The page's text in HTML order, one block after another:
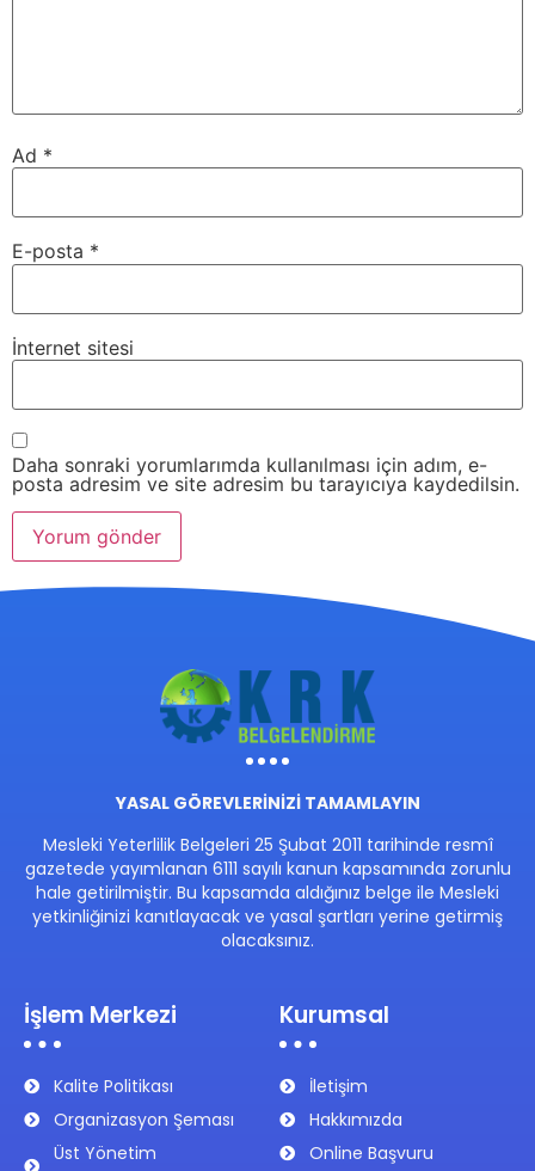
Ad *
E-posta *
İnternet sitesi
Daha sonraki yorumlarımda kullanılması için adım, e-
posta adresim ve site adresim bu tarayıcıya kaydedilsin.
YASAL GÖREVLERİNİZİ TAMAMLAYIN
Mesleki Yeterlilik Belgeleri 25 Şubat 2011 tarihinde resmî
gazetede yayımlanan 6111 sayılı kanun kapsamında zorunlu
hale getirilmiştir. Bu kapsamda aldığınız belge ile Mesleki
yetkinliğinizi kanıtlayacak ve yasal şartları yerine getirmiş
olacaksınız.
İşlem Merkezi
Kalite Politikası
Organizasyon Şeması
Üst Yönetim
Kurumsal
İletişim
Hakkımızda
Online Başvuru